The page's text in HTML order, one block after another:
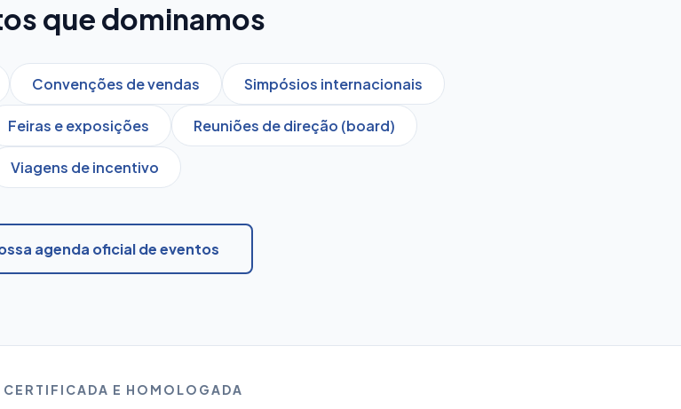
que dominamos
Convenções de vendas Simpósios internacionais
Feiras e exposições Reuniões de direção (board)
Viagens de incentivo
agenda oficial de eventos
CERTIFICADA E HOMOLOGADA